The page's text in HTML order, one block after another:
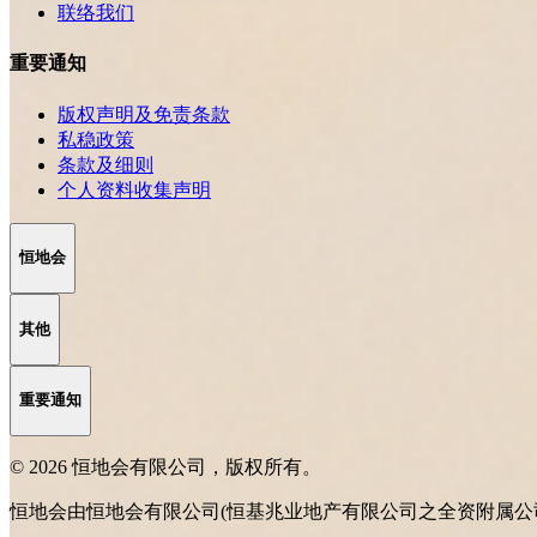
联络我们
重要通知
版权声明及免责条款
私稳政策
条款及细则
个人资料收集声明
恒地会
其他
重要通知
© 2026 恒地会有限公司，版权所有。
恒地会由恒地会有限公司(恒基兆业地产有限公司之全资附属